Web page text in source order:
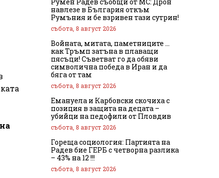
навлезе в България откъм
Румъния и бе взривен тази сутрин!
събота, 8 август 2026
Войната, митата, паметниците …
как Тръмп затъна в плаващи
пясъци! Съветват го да обяви
символична победа в Иран и да
бяга от там
събота, 8 август 2026
Емануела и Карбовски скочиха с
позиция в защита на децата –
убийци на педофили от Пловдив
събота, 8 август 2026
Гореща социология: Партията на
Радев бие ГЕРБ с четворна разлика
– 43% на 12 !!!
събота, 8 август 2026